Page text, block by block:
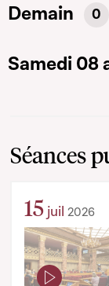
Demain 0
Samedi 08
Séances
15 juil 2026